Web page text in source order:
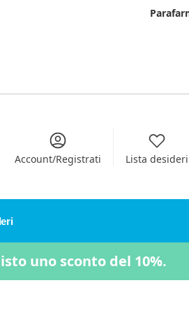
Account/Registrati Lista desideri
uno sconto del 10%.